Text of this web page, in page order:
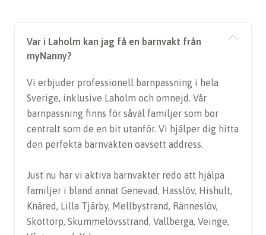
Var i Laholm kan jag få en barnvakt från
myNanny?
Vi erbjuder professionell barnpassning i hela
Sverige, inklusive Laholm och omnejd. Vår
barnpassning finns för såväl familjer som bor
centralt som de en bit utanför. Vi hjälper dig hitta
den perfekta barnvakten oavsett address.
Just nu har vi aktiva barnvakter redo att hjälpa
familjer i bland annat Genevad, Hasslöv, Hishult,
Knäred, Lilla Tjärby, Mellbystrand, Ränneslöv,
Skottorp, Skummelövsstrand, Vallberga, Veinge,